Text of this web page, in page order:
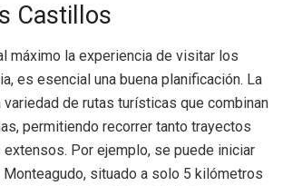
Castillos
máximo la experiencia de visitar los
es esencial una buena planificación. La
de rutas turísticas que combinan
permitiendo recorrer tanto trayectos
Por ejemplo, se puede iniciar
situado a solo 5 kilómetros